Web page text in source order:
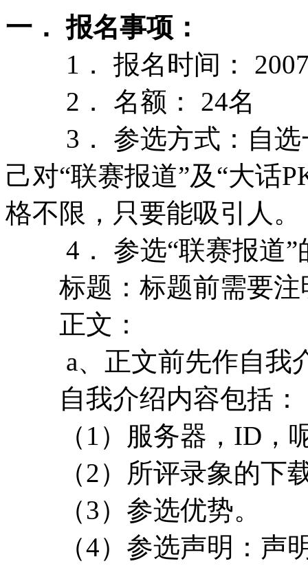
一． 报名事项：
1． 报名时间：
2． 名额： 24名
3． 参选方式：自选
己对“联赛报道”及“大话
格不限，只要能吸引人。
4． 参选“联赛报道”
标题：标题前需要注
正文：
a、正文前先作自我
自我介绍内容包括：
（1）服务器，ID，呢
（2）所评录象的下
（3）参选优势。
（4）参选声明：声明